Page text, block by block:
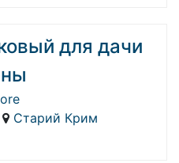
для дачи
Старий Крим